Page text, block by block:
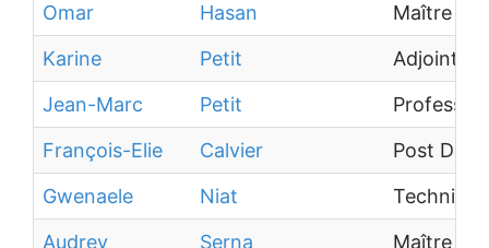
Omar
Hasan
Maître de
Karine
Petit
Adjoint
Jean-Marc
Petit
François-Elie
Calvier
Post
Gwenaele
Niat
Audrey
Serna
Maître de